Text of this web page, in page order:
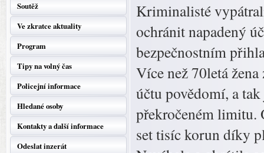
Soutěž
Ve zkratce aktuality
Program
Tipy na volný čas
Policejní informace
Hledané osoby
Kontakty a další informace
Odeslat inzerát
Kriminalisté
ochránit napadený
bezpečnostním
Více než 70letá
účtu povědomí, a
překročeném limitu.
set tisíc korun díky